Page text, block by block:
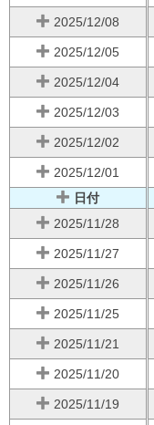
2025/12/08
2025/12/05
2025/12/04
2025/12/03
2025/12/02
2025/12/01
日付
2025/11/28
2025/11/27
2025/11/26
2025/11/25
2025/11/21
2025/11/20
2025/11/19